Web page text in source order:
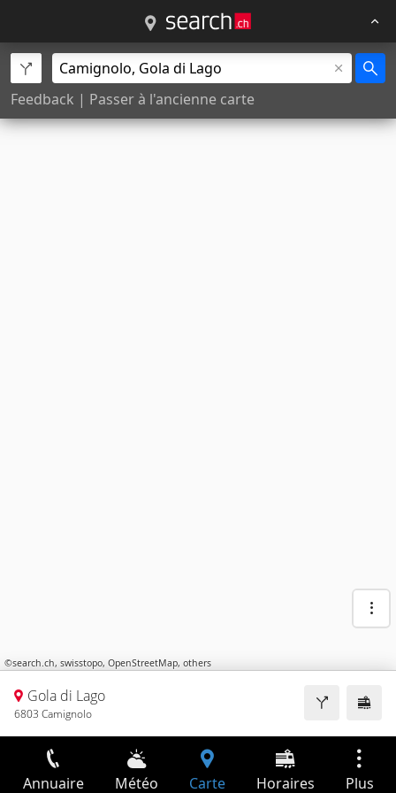
Feedback | Passer à l'ancienne carte
©search.ch, swisstopo, OpenStreetMap, others
Gola di Lago
6803 Camignolo
Annuaire Météo Carte Horaires Plus